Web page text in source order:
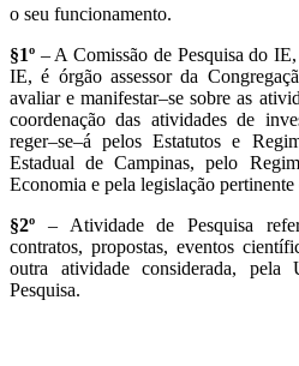
o seu funcionamento.
§1º – A Comissão de Pesquisa do
IE, é órgão assessor da
avaliar e manifestar–se sobre as
coordenação das atividades de
reger–se–á pelos Estatutos e
Estadual de Campinas, pelo
Economia e pela legislação
§2º – Atividade de Pesquisa
contratos, propostas, eventos
outra atividade considerada,
Pesquisa.